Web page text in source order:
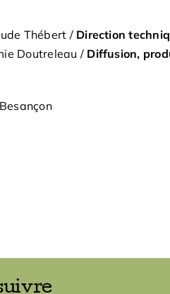
Thébert / Direction
Doutreleau / Diffusion,